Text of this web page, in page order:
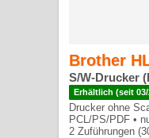
Brother
S/W-Drucker
Erhältlich (seit 03/
Drucker ohne
PCL/PS/PDF •
2 Zuführungen